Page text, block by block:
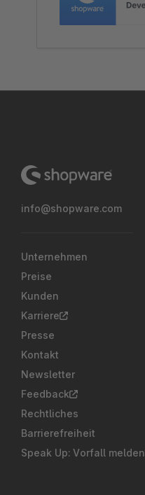
info@shopware.com
Unternehmen
Preise
Kunden
Karriere
Presse
Kontakt
Newsletter
Feedback
Rechtliches
Barrierefreiheit
Speak Up: Vorfall melden